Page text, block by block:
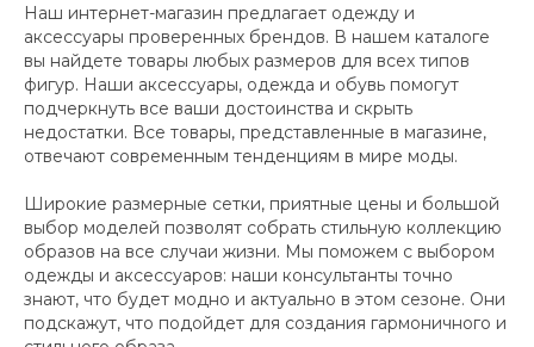
Наш интернет-магазин предлагает одежду и
аксессуары проверенных брендов. В нашем каталоге
вы найдете товары любых размеров для всех типов
фигур. Наши аксессуары, одежда и обувь помогут
подчеркнуть все ваши достоинства и скрыть
недостатки. Все товары, представленные в магазине,
отвечают современным тенденциям в мире моды.
Широкие размерные сетки, приятные цены и большой
выбор моделей позволят собрать стильную коллекцию
образов на все случаи жизни. Мы поможем с выбором
одежды и аксессуаров: наши консультанты точно
знают, что будет модно и актуально в этом сезоне. Они
подскажут, что подойдет для создания гармоничного и